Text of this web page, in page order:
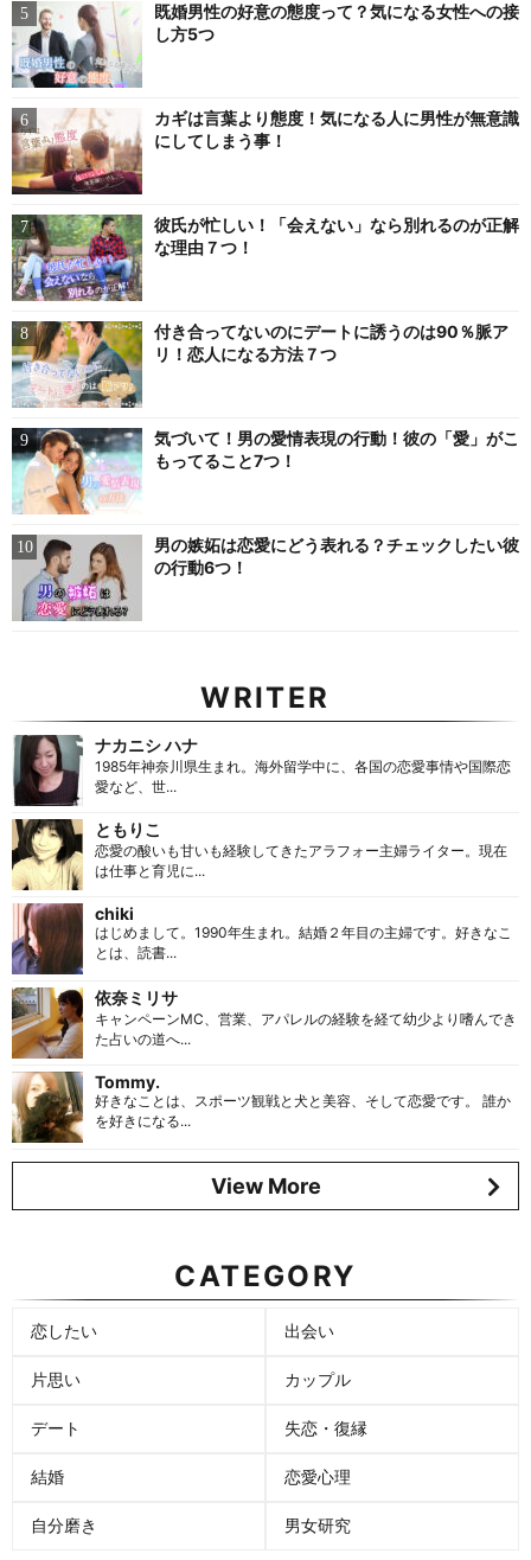
既婚男性の好意の態度って？気になる女性への接
し方5つ
カギは言葉より態度！気になる人に男性が無意識
にしてしまう事！
彼氏が忙しい！「会えない」なら別れるのが正解
な理由７つ！
付き合ってないのにデートに誘うのは90％脈ア
リ！恋人になる方法７つ
気づいて！男の愛情表現の行動！彼の「愛」がこ
もってること7つ！
男の嫉妬は恋愛にどう表れる？チェックしたい彼
の行動6つ！
WRITER
ナカニシ ハナ
1985年神奈川県生まれ。海外留学中に、各国の恋愛事情や国際恋
愛など、世...
ともりこ
恋愛の酸いも甘いも経験してきたアラフォー主婦ライター。現在
は仕事と育児に...
chiki
はじめまして。1990年生まれ。結婚２年目の主婦です。好きなこ
とは、読書...
依奈ミリサ
キャンペーンMC、営業、アパレルの経験を経て幼少より嗜んでき
た占いの道へ...
Tommy.
好きなことは、スポーツ観戦と犬と美容、そして恋愛です。 誰か
を好きになる...
View More
CATEGORY
恋したい 出会い
片思い カップル
デート 失恋・復縁
結婚 恋愛心理
自分磨き 男女研究